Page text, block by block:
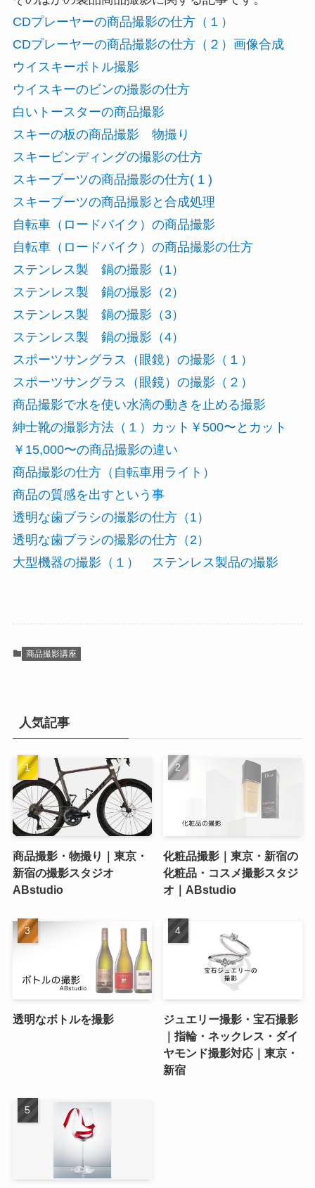
CDプレーヤーの商品撮影の仕方（１）
CDプレーヤーの商品撮影の仕方（２）画像合成
ウイスキーボトル撮影
ウイスキーのビンの撮影の仕方
白いトースターの商品撮影
スキーの板の商品撮影 物撮り
スキービンディングの撮影の仕方
スキーブーツの商品撮影の仕方( 1 )
スキーブーツの商品撮影と合成処理
自転車（ロードバイク）の商品撮影
自転車（ロードバイク）の商品撮影の仕方
ステンレス製 鍋の撮影（1）
ステンレス製 鍋の撮影（2）
ステンレス製 鍋の撮影（3）
ステンレス製 鍋の撮影（4）
スポーツサングラス（眼鏡）の撮影（１）
スポーツサングラス（眼鏡）の撮影（２）
商品撮影で水を使い水滴の動きを止める撮影
紳士靴の撮影方法（１）カット￥500〜とカット
￥15,000〜の商品撮影の違い
商品撮影の仕方（自転車用ライト）
商品の質感を出すという事
透明な歯ブラシの撮影の仕方（1）
透明な歯ブラシの撮影の仕方（2）
大型機器の撮影（１） ステンレス製品の撮影
商品撮影講座
人気記事
商品撮影・物撮り｜東京・
新宿の撮影スタジオ
ABstudio
化粧品撮影｜東京・新宿の
化粧品・コスメ撮影スタジ
オ｜ABstudio
透明なボトルを撮影
ジュエリー撮影・宝石撮影
｜指輪・ネックレス・ダイ
ヤモンド撮影対応｜東京・
新宿